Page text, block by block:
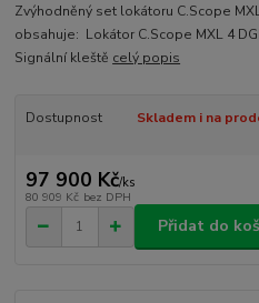
Zvýhodněný set lokátoru C.Scope
obsahuje: Lokátor C.Scope MXL 4
Signální kleště celý popis
Dostupnost Skladem i na
97 900 Kč/ks
80 909 Kč bez DPH
Přidat do